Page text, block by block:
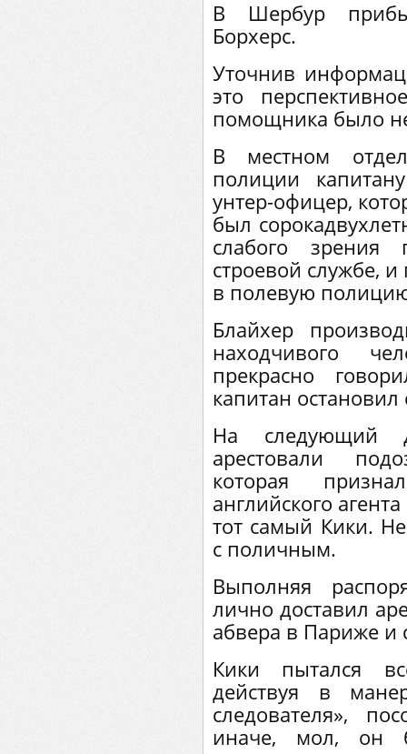
В Шербур
Борхерс.
Уточнив
это
помощника было
В местном
полиции
унтер-офицер,
был
слабого зрения
строевой службе,
в полевую
Блайхер
находчивого
прекрасно
капитан
На следующий
арестовали
которая
английского
тот самый Кики.
с поличным.
Выполняя
лично доставил
абвера в Париже и
Кики пытался
действуя в
следователя»,
иначе, мол, он